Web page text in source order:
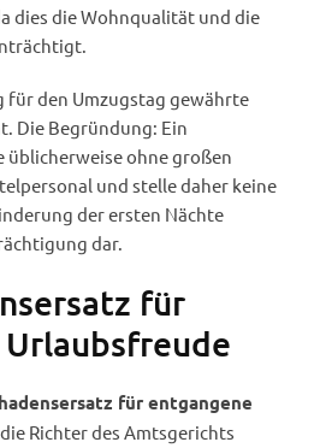
dies die Wohnqualität und die
für den Umzugstag gewährte
Die Begründung: Ein
üblicherweise ohne großen
und stelle daher keine
der ersten Nächte
dar.
für
für entgangene
Richter des Amtsgerichts